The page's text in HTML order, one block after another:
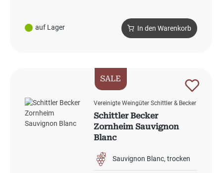
auf Lager In den Warenkorb
SALE
Vereinigte Weingüter Schittler & Becker
Schittler Becker
Zornheim Sauvignon
Blanc
Sauvignon Blanc trocken